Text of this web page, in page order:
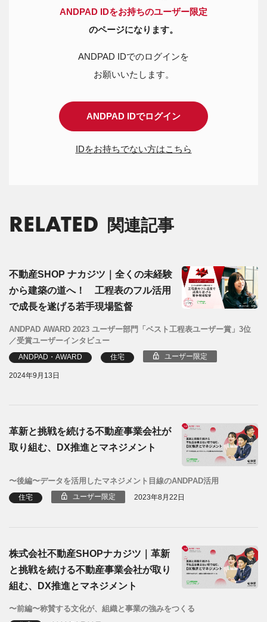
ANDPAD IDをお持ちのユーザー限定
のページになります。
ANDPAD IDでのログインを
お願いいたします。
ANDPAD IDでログイン
IDをお持ちでない方はこちら
RELATED 関連記事
不動産SHOP ナカジツ｜全くの未経験
から建築の道へ！ 工程表のフル活用
で成長を遂げる若手現場監督
ANDPAD AWARD 2023 ユーザー部門「ベスト工程表ユーザー賞」3位
／受賞ユーザーインタビュー
ANDPAD・AWARD 住宅 ユーザー限定
2024年9月13日
革新と挑戦を続ける不動産事業会社が
取り組む、DX推進とマネジメント
〜後編〜データを活用したマネジメント目線のANDPAD活用
住宅 ユーザー限定 2023年8月22日
株式会社不動産SHOPナカジツ｜革新
と挑戦を続ける不動産事業会社が取り
組む、DX推進とマネジメント
〜前編〜称賛する文化が、組織と事業の強みをつくる